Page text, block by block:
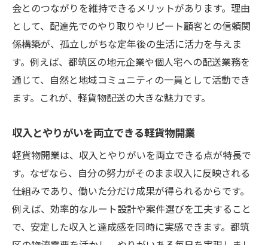
会とのつながりを維持できるメリットがあります。理由
として、配達先でのやり取りやリピート顧客との信頼関
係構築が、孤立しがちな定年後の生活に活力を与えま
す。例えば、都筑区の地元企業や個人宅への配送業務を
通じて、自然と地域コミュニティの一員として活動でき
ます。これが、軽貨物配送の大きな魅力です。
収入とやりがいを両立できる軽貨物開業
軽貨物開業は、収入とやりがいを両立できる点が特長で
す。なぜなら、自分の努力がそのまま収入に反映される
仕組みであり、働いた分だけ成果が得られるからです。
例えば、効率的なルート設計や案件選びを工夫すること
で、安定した収入と達成感を同時に実感できます。都筑